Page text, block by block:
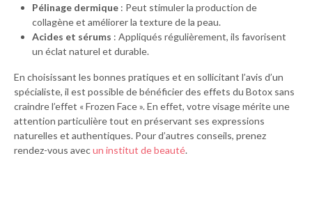
Pélinage dermique : Peut stimuler la production de
collagène et améliorer la texture de la peau.
Acides et sérums : Appliqués régulièrement, ils favorisent
un éclat naturel et durable.
En choisissant les bonnes pratiques et en sollicitant l’avis d’un
spécialiste, il est possible de bénéficier des effets du Botox sans
craindre l’effet « Frozen Face ». En effet, votre visage mérite une
attention particulière tout en préservant ses expressions
naturelles et authentiques. Pour d’autres conseils, prenez
rendez-vous avecun institut de beauté.